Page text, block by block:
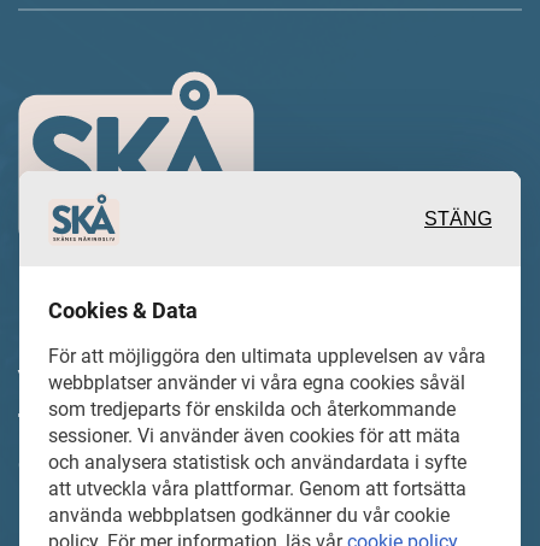
Inspirerande, engagerande och
värdefulla berättelser och reportage
från och om det lokala näringslivet och
dess aktörer samt en hel del annan
läsvärt innehåll.
STÄNG
Cookies & Data
För att möjliggöra den ultimata upplevelsen av våra
webbplatser använder vi våra egna cookies såväl
som tredjeparts för enskilda och återkommande
sessioner. Vi använder även cookies för att mäta
och analysera statistisk och användardata i syfte
att utveckla våra plattformar. Genom att fortsätta
använda webbplatsen godkänner du vår cookie